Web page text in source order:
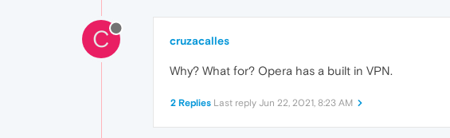
C cruzacalles
Why? What for? Opera has a built in VPN.
2 Replies Last reply Jun 22, 2021, 8:23 AM